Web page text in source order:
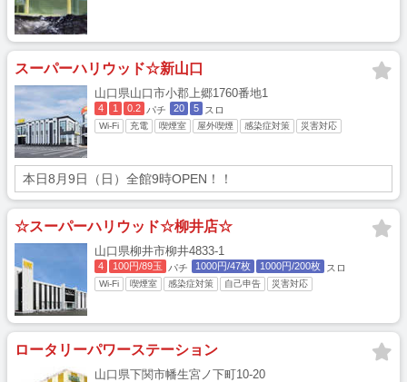
スーパーハリウッド☆新山口
山口県山口市小郡上郷1760番地1
4 1 0.2 パチ 20 5 スロ
Wi-Fi 充電 喫煙室 屋外喫煙 感染症対策 災害対応
本日8月9日（日）全館9時OPEN！！
☆スーパーハリウッド☆柳井店☆
山口県柳井市柳井4833-1
4 100円/89玉 パチ 1000円/47枚 1000円/200枚 スロ
Wi-Fi 喫煙室 感染症対策 自己申告 災害対応
ロータリーパワーステーション
山口県下関市幡生宮ノ下町10-20